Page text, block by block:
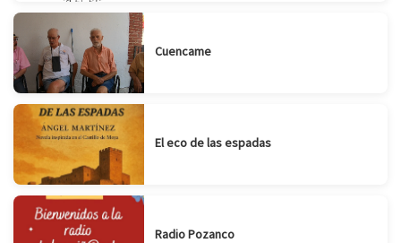
Cuencame
El eco de las espadas
Radio Pozanco